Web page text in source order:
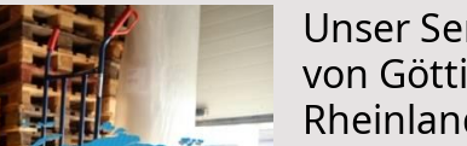
Unser
von